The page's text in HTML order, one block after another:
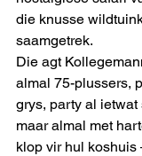
die knusse
saamgetrek.
Die agt
almal 75-plussers,
grys, party al ietwat
maar almal met
klop vir hul koshuis